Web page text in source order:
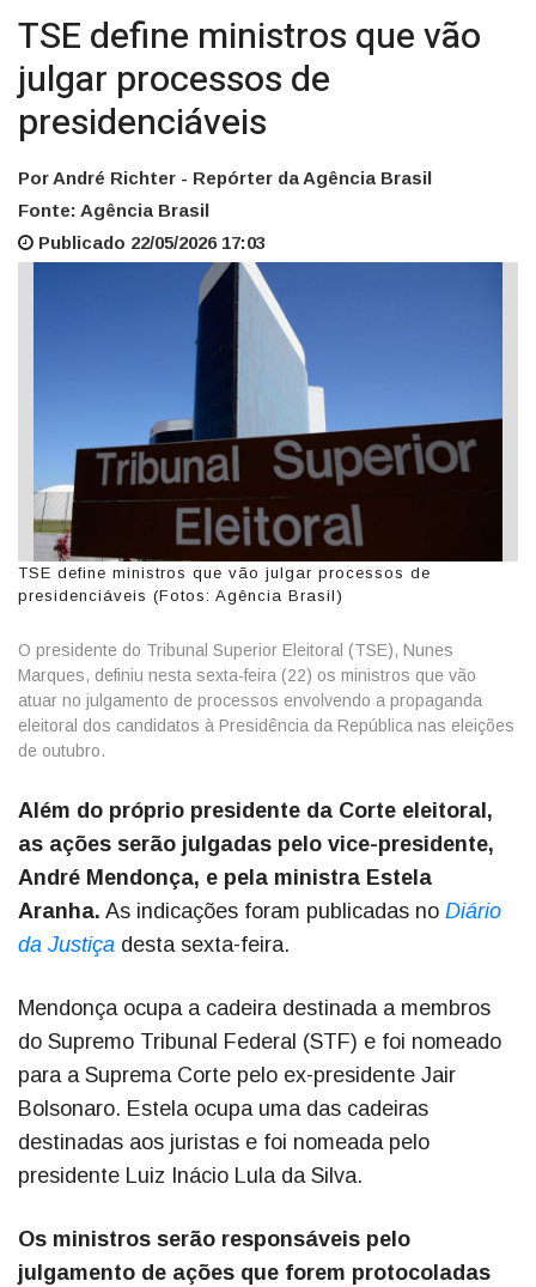
TSE define ministros que vão
julgar processos de
presidenciáveis
Por André Richter - Repórter da Agência Brasil
Fonte: Agência Brasil
Publicado 22/05/2026 17:03
TSE define ministros que vão julgar processos de
presidenciáveis (Fotos: Agência Brasil)
O presidente do Tribunal Superior Eleitoral (TSE), Nunes
Marques, definiu nesta sexta-feira (22) os ministros que vão
atuar no julgamento de processos envolvendo a propaganda
eleitoral dos candidatos à Presidência da República nas eleições
de outubro.
Além do próprio presidente da Corte eleitoral,
as ações serão julgadas pelo vice-presidente,
André Mendonça, e pela ministra Estela
Aranha. As indicações foram publicadas no Diário
da Justiça desta sexta-feira.
Mendonça ocupa a cadeira destinada a membros
do Supremo Tribunal Federal (STF) e foi nomeado
para a Suprema Corte pelo ex-presidente Jair
Bolsonaro. Estela ocupa uma das cadeiras
destinadas aos juristas e foi nomeada pelo
presidente Luiz Inácio Lula da Silva.
Os ministros serão responsáveis pelo
julgamento de ações que forem protocoladas